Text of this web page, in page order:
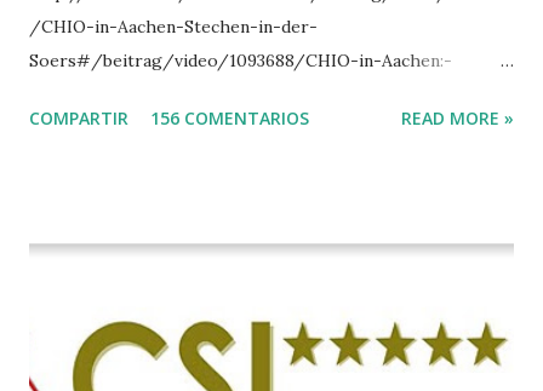
/CHIO-in-Aachen-Stechen-in-der-
Soers#/beitrag/video/1093688/CHIO-in-Aachen:-
COMPARTIR 156 COMENTARIOS READ MORE »